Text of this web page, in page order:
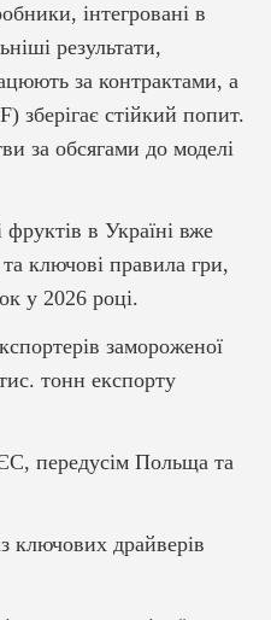
інтегровані в
результати,
за контрактами, а
зберігає стійкий попит.
за обсягами до моделі
в Україні вже
ключові правила гри,
у 2026 році.
замороженої
тонн експорту
передусім Польща та
ключових драйверів